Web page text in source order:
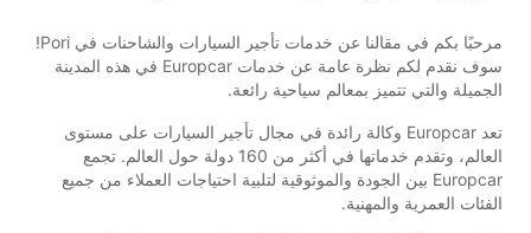
مرحبًا بكم في مقالنا عن خدمات تأجير السيارات والشاحنات في Pori!
سوف نقدم لكم نظرة عامة عن خدمات Europcar في هذه المدينة
الجميلة والتي تتميز بمعالم سياحية رائعة.
تعد Europcar وكالة رائدة في مجال تأجير السيارات على مستوى
العالم، وتقدم خدماتها في أكثر من 160 دولة حول العالم. تجمع
Europcar بين الجودة والموثوقية لتلبية احتياجات العملاء من جميع
الفئات العمرية والمهنية.